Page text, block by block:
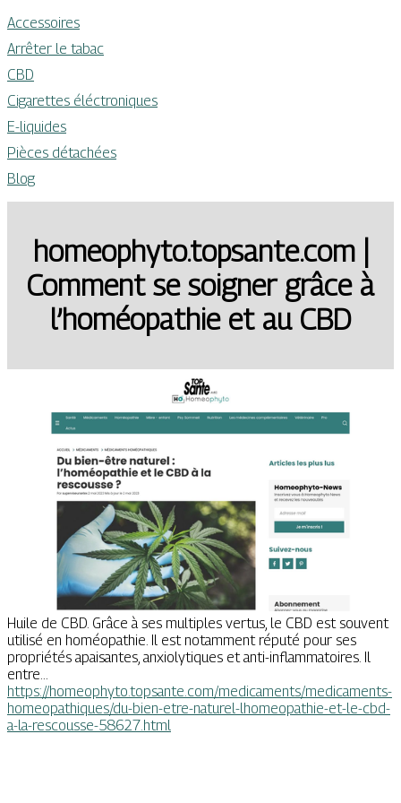
Accessoires
Arrêter le tabac
CBD
Cigarettes éléctroniques
E-liquides
Pièces détachées
Blog
homeophyto.topsante.com |
Comment se soigner grâce à
l’homéopathie et au CBD
Huile de CBD. Grâce à ses multiples vertus, le CBD est souvent
utilisé en homéopathie. Il est notamment réputé pour ses
propriétés apaisantes, anxiolytiques et anti-inflammatoires. Il
entre...
https://homeophyto.topsante.com/medicaments/medicaments-
homeopathiques/du-bien-etre-naturel-lhomeopathie-et-le-cbd-
a-la-rescousse-58627.html